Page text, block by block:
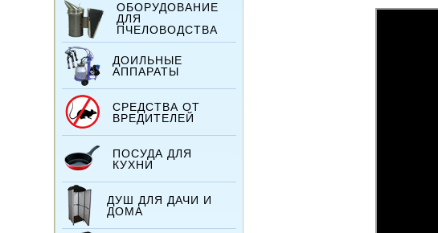
ОБОРУДОВАНИЕ
ДЛЯ
ПЧЕЛОВОДСТВА
ДОИЛЬНЫЕ
АППАРАТЫ
СРЕДСТВА ОТ
ВРЕДИТЕЛЕЙ
ПОСУДА ДЛЯ
КУХНИ
ДУШ ДЛЯ ДАЧИ И
ДОМА